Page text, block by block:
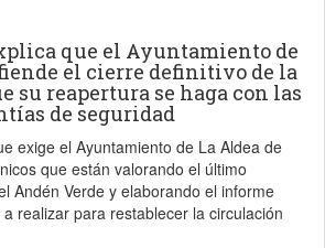
que el Ayuntamiento de
el cierre definitivo de la
su reapertura se haga con las
de seguridad
exige el Ayuntamiento de La Aldea de
que están valorando el último
Andén Verde y elaborando el informe
realizar para restablecer la circulación